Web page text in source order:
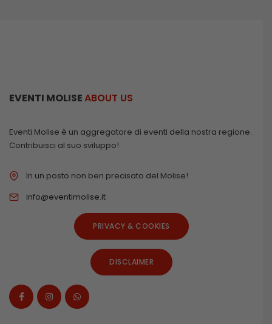
EVENTI MOLISEABOUT US
Eventi Molise è un aggregatore di eventi della nostra regione.
Contribuisci al suo sviluppo!
In un posto non ben precisato del Molise!
info@eventimolise.it
PRIVACY & COOKIES
DISCLAIMER